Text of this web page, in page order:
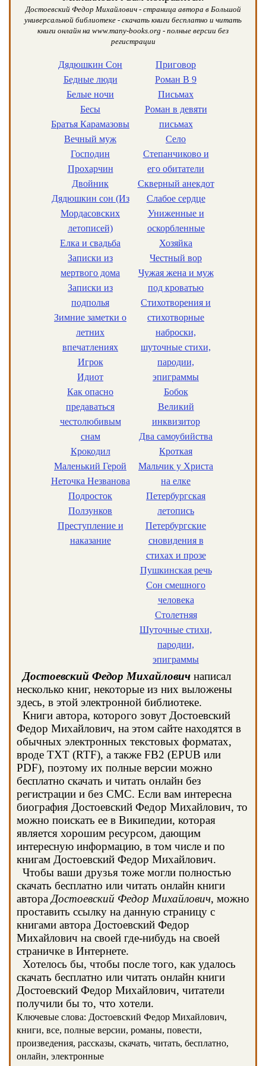
Достоевский Федор Михайлович - страница автора в Большой
универсальной библиотеке - скачать книги бесплатно и читать
книги онлайн на www.many-books.org - полные версии без
регистрации
Дядюшкин Сон
Бедные люди
Белые ночи
Бесы
Братья Карамазовы
Вечный муж
Господин
Прохарчин
Двойник
Дядюшкин сон (Из
Мордасовских
летописей)
Елка и свадьба
Записки из
мертвого дома
Записки из
подполья
Зимние заметки о
летних
впечатлениях
Игрок
Идиот
Как опасно
предаваться
честолюбивым
снам
Крокодил
Маленький Герой
Неточка Незванова
Подросток
Ползунков
Преступление и
наказание
Приговор
Роман В 9
Письмах
Роман в девяти
письмах
Село
Степанчиково и
его обитатели
Скверный анекдот
Слабое сердце
Униженные и
оскорбленные
Хозяйка
Честный вор
Чужая жена и муж
под кроватью
Стихотворения и
стихотворные
наброски,
шуточные стихи,
пародии,
эпиграммы
Бобок
Великий
инквизитор
Два самоубийства
Кроткая
Мальчик у Христа
на елке
Петербургская
летопись
Петербургские
сновидения в
стихах и прозе
Пушкинская речь
Сон смешного
человека
Столетняя
Шуточные стихи,
пародии,
эпиграммы
Достоевский Федор Михайлович написал
несколько книг, некоторые из них выложены
здесь, в этой электронной библиотеке.
Книги автора, которого зовут Достоевский
Федор Михайлович, на этом сайте находятся в
обычных электронных текстовых форматах,
вроде TXT (RTF), а также FB2 (EPUB или
PDF), поэтому их полные версии можно
бесплатно скачать и читать онлайн без
регистрации и без СМС. Если вам интересна
биография Достоевский Федор Михайлович, то
можно поискать ее в Википедии, которая
является хорошим ресурсом, дающим
интересную информацию, в том числе и по
книгам Достоевский Федор Михайлович.
Чтобы ваши друзья тоже могли полностью
скачать бесплатно или читать онлайн книги
автора Достоевский Федор Михайлович, можно
проставить ссылку на данную страницу с
книгами автора Достоевский Федор
Михайлович на своей где-нибудь на своей
страничке в Интернете.
Хотелось бы, чтобы после того, как удалось
скачать бесплатно или читать онлайн книги
Достоевский Федор Михайлович, читатели
получили бы то, что хотели.
Ключевые слова: Достоевский Федор Михайлович,
книги, все, полные версии, романы, повести,
произведения, рассказы, скачать, читать, бесплатно,
онлайн, электронные